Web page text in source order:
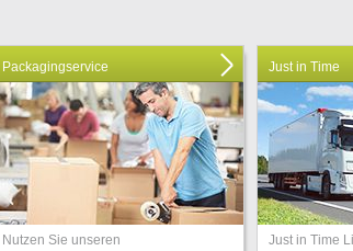
Packagingservice
Nutzen Sie unseren
Just in Time
Just in Time